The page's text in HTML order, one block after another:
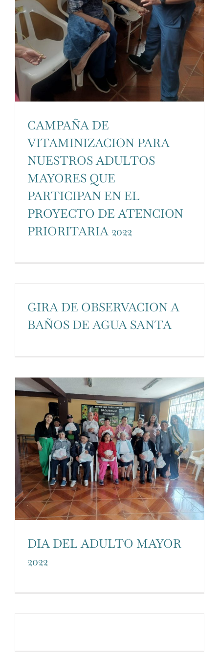
CAMPAÑA DE
VITAMINIZACION PARA
NUESTROS ADULTOS
MAYORES QUE
PARTICIPAN EN EL
PROYECTO DE ATENCION
PRIORITARIA 2022
GIRA DE OBSERVACION A
BAÑOS DE AGUA SANTA
DIA DEL ADULTO MAYOR
2022